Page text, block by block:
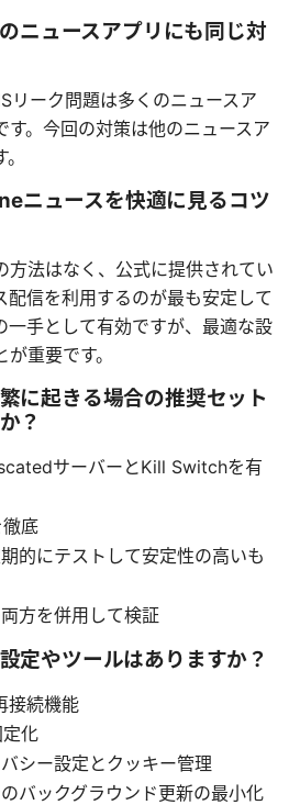
ニュースアプリにも同じ対
リーク問題は多くのニュースア
す。今回の対策は他のニュースア
ニュースを快適に見るコツ
方法はなく、公式に提供されてい
配信を利用するのが最も安定して
一手として有効ですが、最適な設
重要です。
に起きる場合の推奨セット
？
サーバーとKill Switchを有
底
的にテストして安定性の高いも
方を併用して検証
定やツールはありますか？
接続機能
化
シー設定とクッキー管理
バックグラウンド更新の最小化